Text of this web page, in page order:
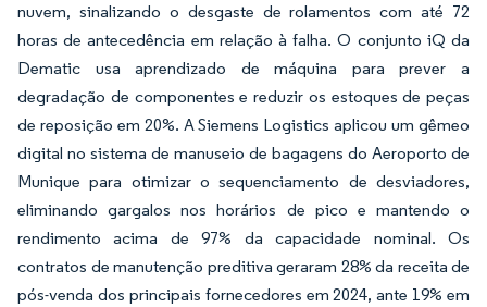
nuvem, sinalizando o desgaste de rolamentos com até 72
horas de antecedência em relação à falha. O conjunto iQ da
Dematic usa aprendizado de máquina para prever a
degradação de componentes e reduzir os estoques de peças
de reposição em 20%. A Siemens Logistics aplicou um gêmeo
digital no sistema de manuseio de bagagens do Aeroporto de
Munique para otimizar o sequenciamento de desviadores,
eliminando gargalos nos horários de pico e mantendo o
rendimento acima de 97% da capacidade nominal. Os
contratos de manutenção preditiva geraram 28% da receita de
pós-venda dos principais fornecedores em 2024, ante 19% em